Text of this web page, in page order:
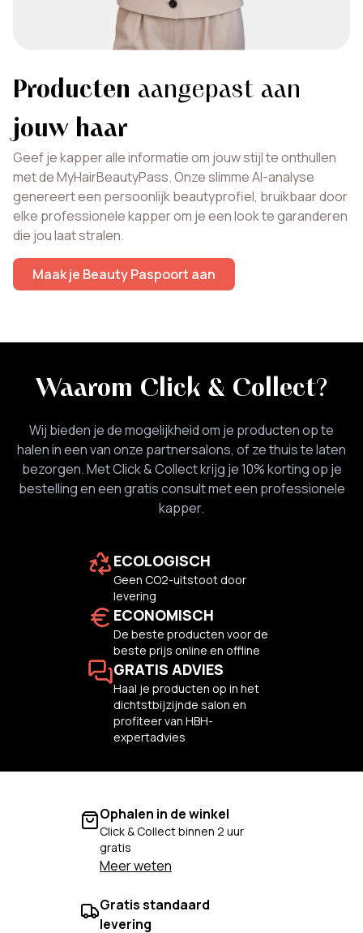
Producten aangepast aan
jouw haar
Geef je kapper alle informatie om jouw stijl te onthullen
met de MyHairBeautyPass. Onze slimme AI-analyse
genereert een persoonlijk beautyprofiel, bruikbaar door
elke professionele kapper om je een look te garanderen
die jou laat stralen.
Maak je Beauty Paspoort aan
Waarom Click & Collect?
Wij bieden je de mogelijkheid om je producten op te
halen in een van onze partnersalons, of ze thuis te laten
bezorgen. Met Click & Collect krijg je 10% korting op je
bestelling en een gratis consult met een professionele
kapper.
ECOLOGISCH
Geen CO2-uitstoot door
levering
ECONOMISCH
De beste producten voor de
beste prijs online en offline
GRATIS ADVIES
Haal je producten op in het
dichtstbijzijnde salon en
profiteer van HBH-
expertadvies
Ophalen in de winkel
Click & Collect binnen 2 uur
gratis
Meer weten
Gratis standaard
levering